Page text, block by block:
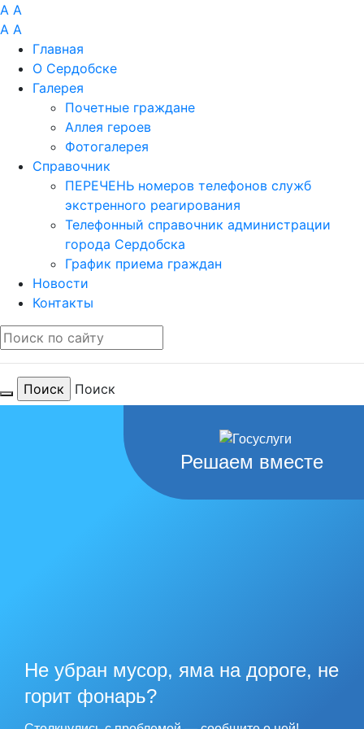
A A
A A
Главная
О Сердобске
Галерея
Почетные граждане
Аллея героев
Фотогалерея
Справочник
ПЕРЕЧЕНЬ номеров телефонов служб
экстренного реагирования
Телефонный справочник администрации
города Сердобска
График приема граждан
Новости
Контакты
Поиск
Решаем вместе
Не убран мусор, яма на дороге, не
горит фонарь?
Для тебя
рекорды